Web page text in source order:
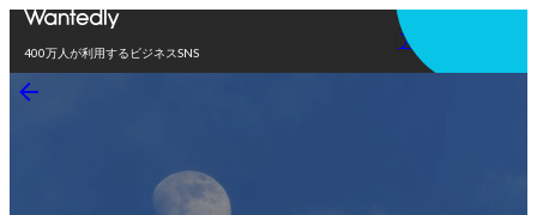
400万人が利用するビジネスSNS
アプリを使う